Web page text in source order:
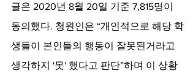
글은 2020년 8월 20일 기준 7,815명이
동의했다. 청원인은 “개인적으로 해당 학
생들이 본인들의 행동이 잘못된거라고
생각하지 '못' 했다고 판단”하며 이 상황